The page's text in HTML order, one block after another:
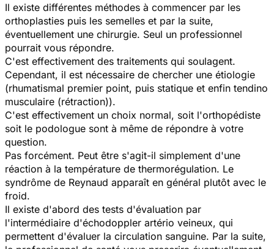
Il existe différentes méthodes à commencer par les
orthoplasties puis les semelles et par la suite,
éventuellement une chirurgie. Seul un professionnel
pourrait vous répondre.
C'est effectivement des traitements qui soulagent.
Cependant, il est nécessaire de chercher une étiologie
(rhumatismal premier point, puis statique et enfin tendino
musculaire (rétraction)).
C'est effectivement un choix normal, soit l'orthopédiste
soit le podologue sont à même de répondre à votre
question.
Pas forcément. Peut être s'agit-il simplement d'une
réaction à la température de thermorégulation. Le
syndrôme de Reynaud apparaît en général plutôt avec le
froid.
Il existe d'abord des tests d'évaluation par
l'intermédiaire d'échodoppler artério veineux, qui
permettent d'évaluer la circulation sanguine. Par la suite,